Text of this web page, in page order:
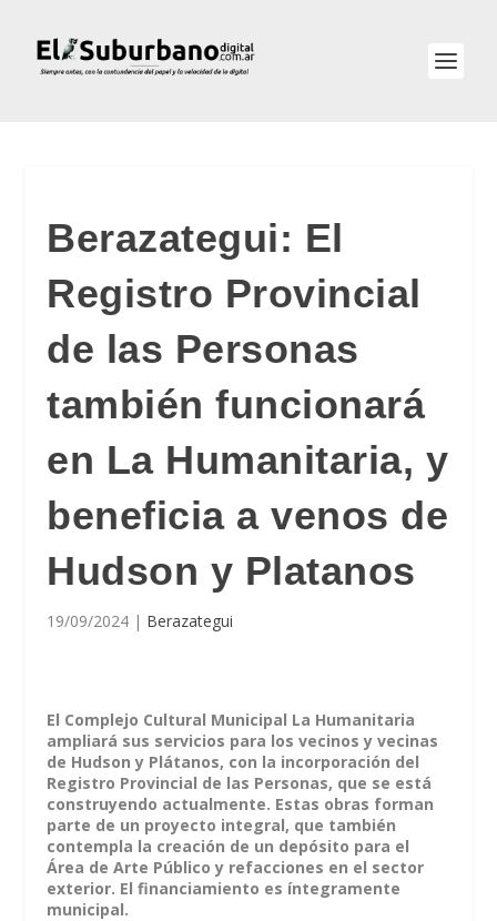
Berazategui: El
Registro Provincial
de las Personas
también funcionará
en La Humanitaria, y
beneficia a venos de
Hudson y Platanos
19/09/2024 | Berazategui
El Complejo Cultural Municipal La Humanitaria
ampliará sus servicios para los vecinos y vecinas
de Hudson y Plátanos, con la incorporación del
Registro Provincial de las Personas, que se está
construyendo actualmente. Estas obras forman
parte de un proyecto integral, que también
contempla la creación de un depósito para el
Área de Arte Público y refacciones en el sector
exterior. El financiamiento es íntegramente
municipal.